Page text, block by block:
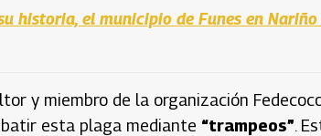
historia, el municipio de Funes en
y miembro de la organización
esta plaga mediante “trampeos”.